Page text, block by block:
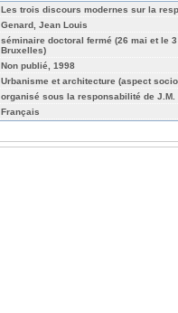
Les trois discours modernes sur la
Genard, Jean Louis
séminaire doctoral fermé (26 mai et le
Bruxelles)
Non publié, 1998
Urbanisme et architecture (aspect
organisé sous la responsabilité de J.M.
Français